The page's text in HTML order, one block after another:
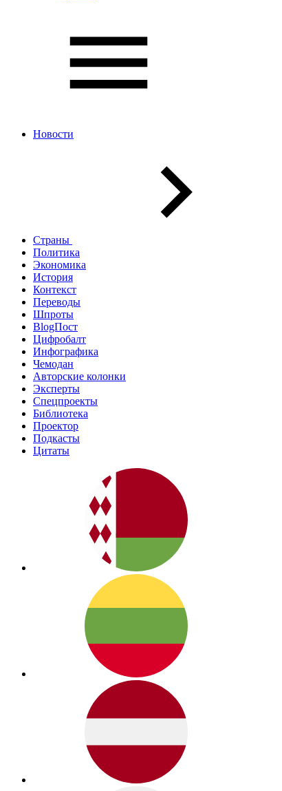
Новости
Страны
Политика
Экономика
История
Контекст
Переводы
Шпроты
BlogПост
Цифробалт
Инфографика
Чемодан
Авторские колонки
Эксперты
Спецпроекты
Библиотека
Проектор
Подкасты
Цитаты